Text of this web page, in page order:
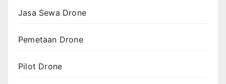
Jasa Sewa Drone
Pemetaan Drone
Pilot Drone